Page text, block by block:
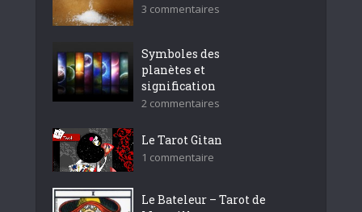
3 commentaires
Symboles des
planètes et
signification
2 commentaires
Le Tarot Gitan
1 commentaire
Le Bateleur – Tarot de